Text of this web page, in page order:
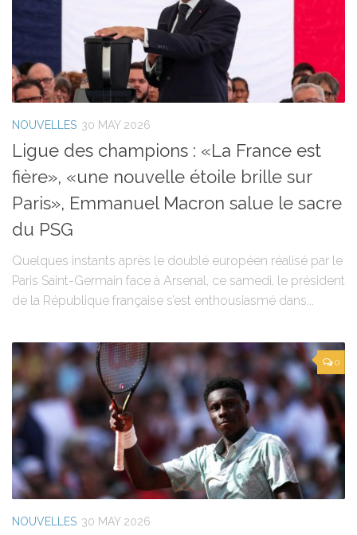
NOUVELLES 30 MAY 2026
Ligue des champions : «La France est
fière», «une nouvelle étoile brille sur
Paris», Emmanuel Macron salue le sacre
du PSG
Quelques instants après le doublé européen réalisé par le
Paris Saint-Germain face à Arsenal, ce samedi, le président
de la République française s’est enthousiasmé dans...
0
NOUVELLES 30 MAY 2026